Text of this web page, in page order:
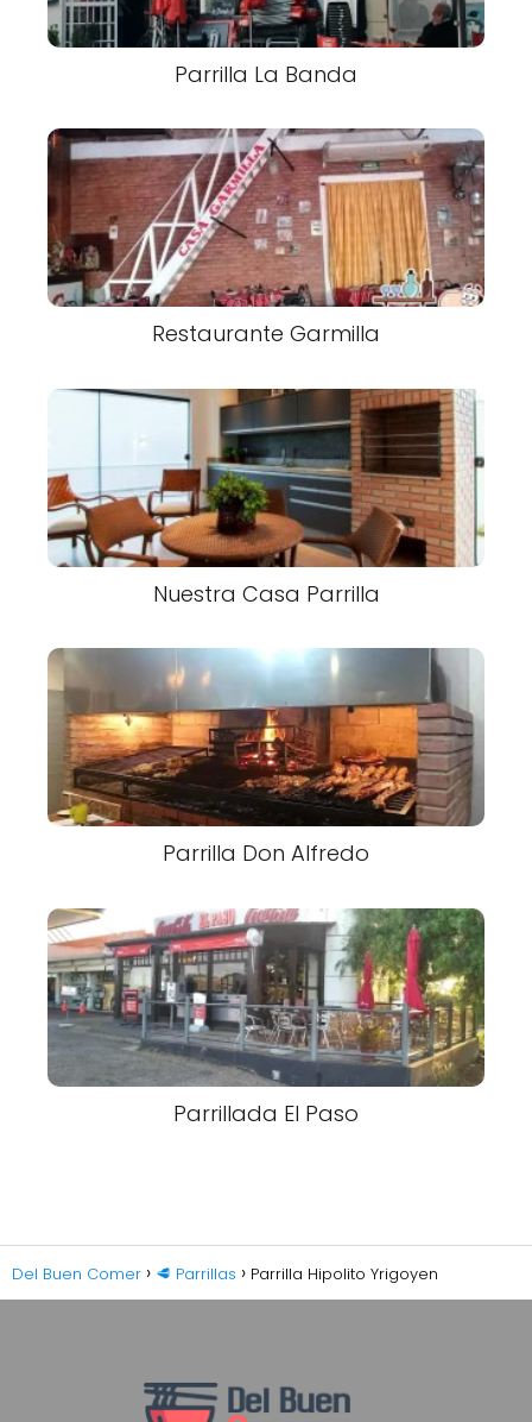
Parrilla La Banda
Restaurante Garmilla
Nuestra Casa Parrilla
Parrilla Don Alfredo
Parrillada El Paso
Del Buen Comer 🥩 Parrillas Parrilla Hipolito Yrigoyen